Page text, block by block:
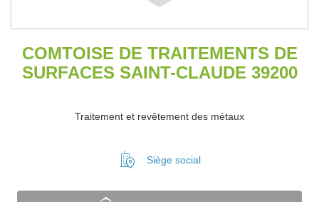
COMTOISE DE TRAITEMENTS DE
SURFACES SAINT-CLAUDE 39200
Traitement et revêtement des métaux
Siège social